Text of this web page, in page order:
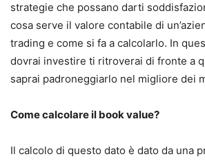
strategie che possano darti
cosa serve il valore contabile di
trading e come si fa a calcolarlo. In
dovrai investire ti ritroverai di fronte a
saprai padroneggiarlo nel migliore dei
Come calcolare il book value?
Il calcolo di questo dato è dato da una